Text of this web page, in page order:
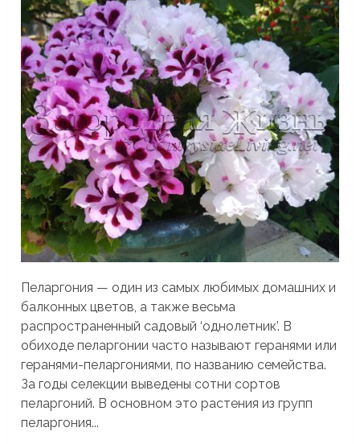
Пеларгония — один из самых любимых домашних и
балконных цветов, а также весьма
распространенный садовый ‘однолетник’. В
обиходе пеларгонии часто называют геранями или
геранями-пеларгониями, по названию семейства.
За годы селекции выведены сотни сортов
пеларгоний. В основном это растения из групп
пеларгония...